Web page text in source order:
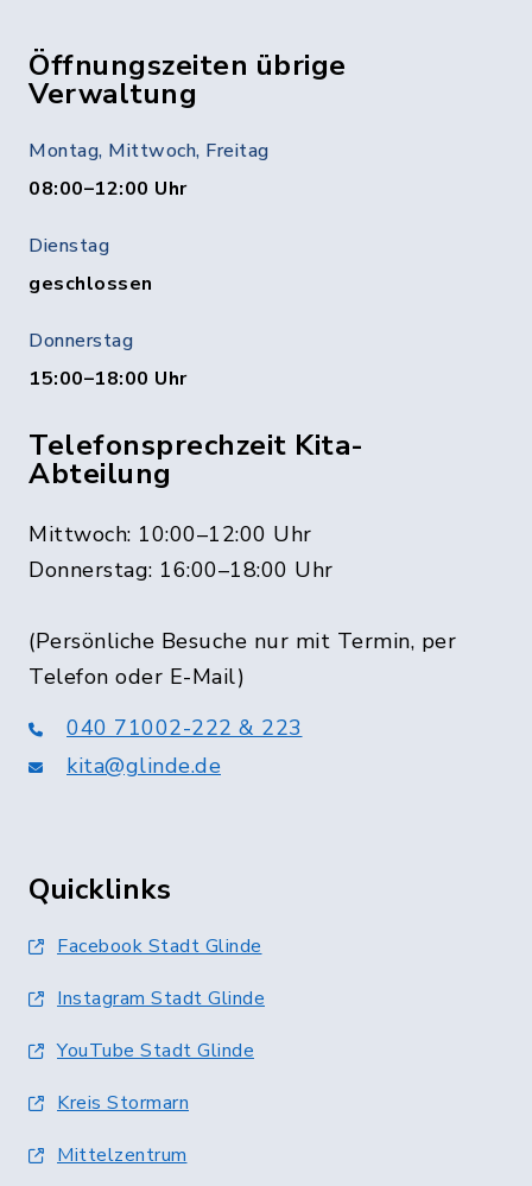
Öffnungszeiten übrige
Verwaltung
Montag, Mittwoch, Freitag
08:00–12:00 Uhr
Dienstag
geschlossen
Donnerstag
15:00–18:00 Uhr
Telefonsprechzeit Kita-
Abteilung
Mittwoch: 10:00–12:00 Uhr
Donnerstag: 16:00–18:00 Uhr
(Persönliche Besuche nur mit Termin, per
Telefon oder E-Mail)
040 71002-222 & 223
kita@glinde.de
Quicklinks
Facebook Stadt Glinde
Instagram Stadt Glinde
YouTube Stadt Glinde
Kreis Stormarn
Mittelzentrum